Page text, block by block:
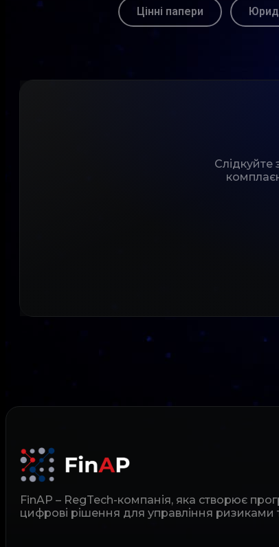
Цінні папери
FinAP – RegTech-компанія, яка створює
цифрові рішення для управління ризиками